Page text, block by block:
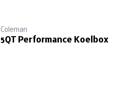
Coleman
5QT Performance Koelbox